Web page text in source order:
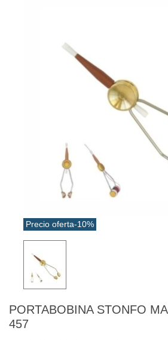
Precio oferta-10%
PORTABOBINA STONFO
457